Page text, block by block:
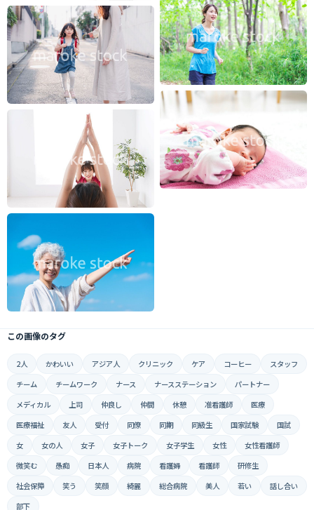
この画像のタグ
2人 かわいい アジア人 クリニック ケア コーヒー
スタッフ
チーム
チームワーク ナース ナースステーション
パートナー
メディカル
上司 仲良し 仲間 休憩 准看護師
医療
医療福祉
友人 受付 同僚 同期 同級生 国家試験
国試
女
女の人 女子 女子トーク 女子学生 女性
女性看護師
微笑む
愚痴 日本人 病院 看護婦 看護師
研修生
社会保障
笑う 笑顔 綺麗 総合病院 美人 若い
話し合い
部下